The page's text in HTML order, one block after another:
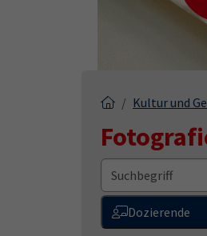
Kultur und
Dozierende